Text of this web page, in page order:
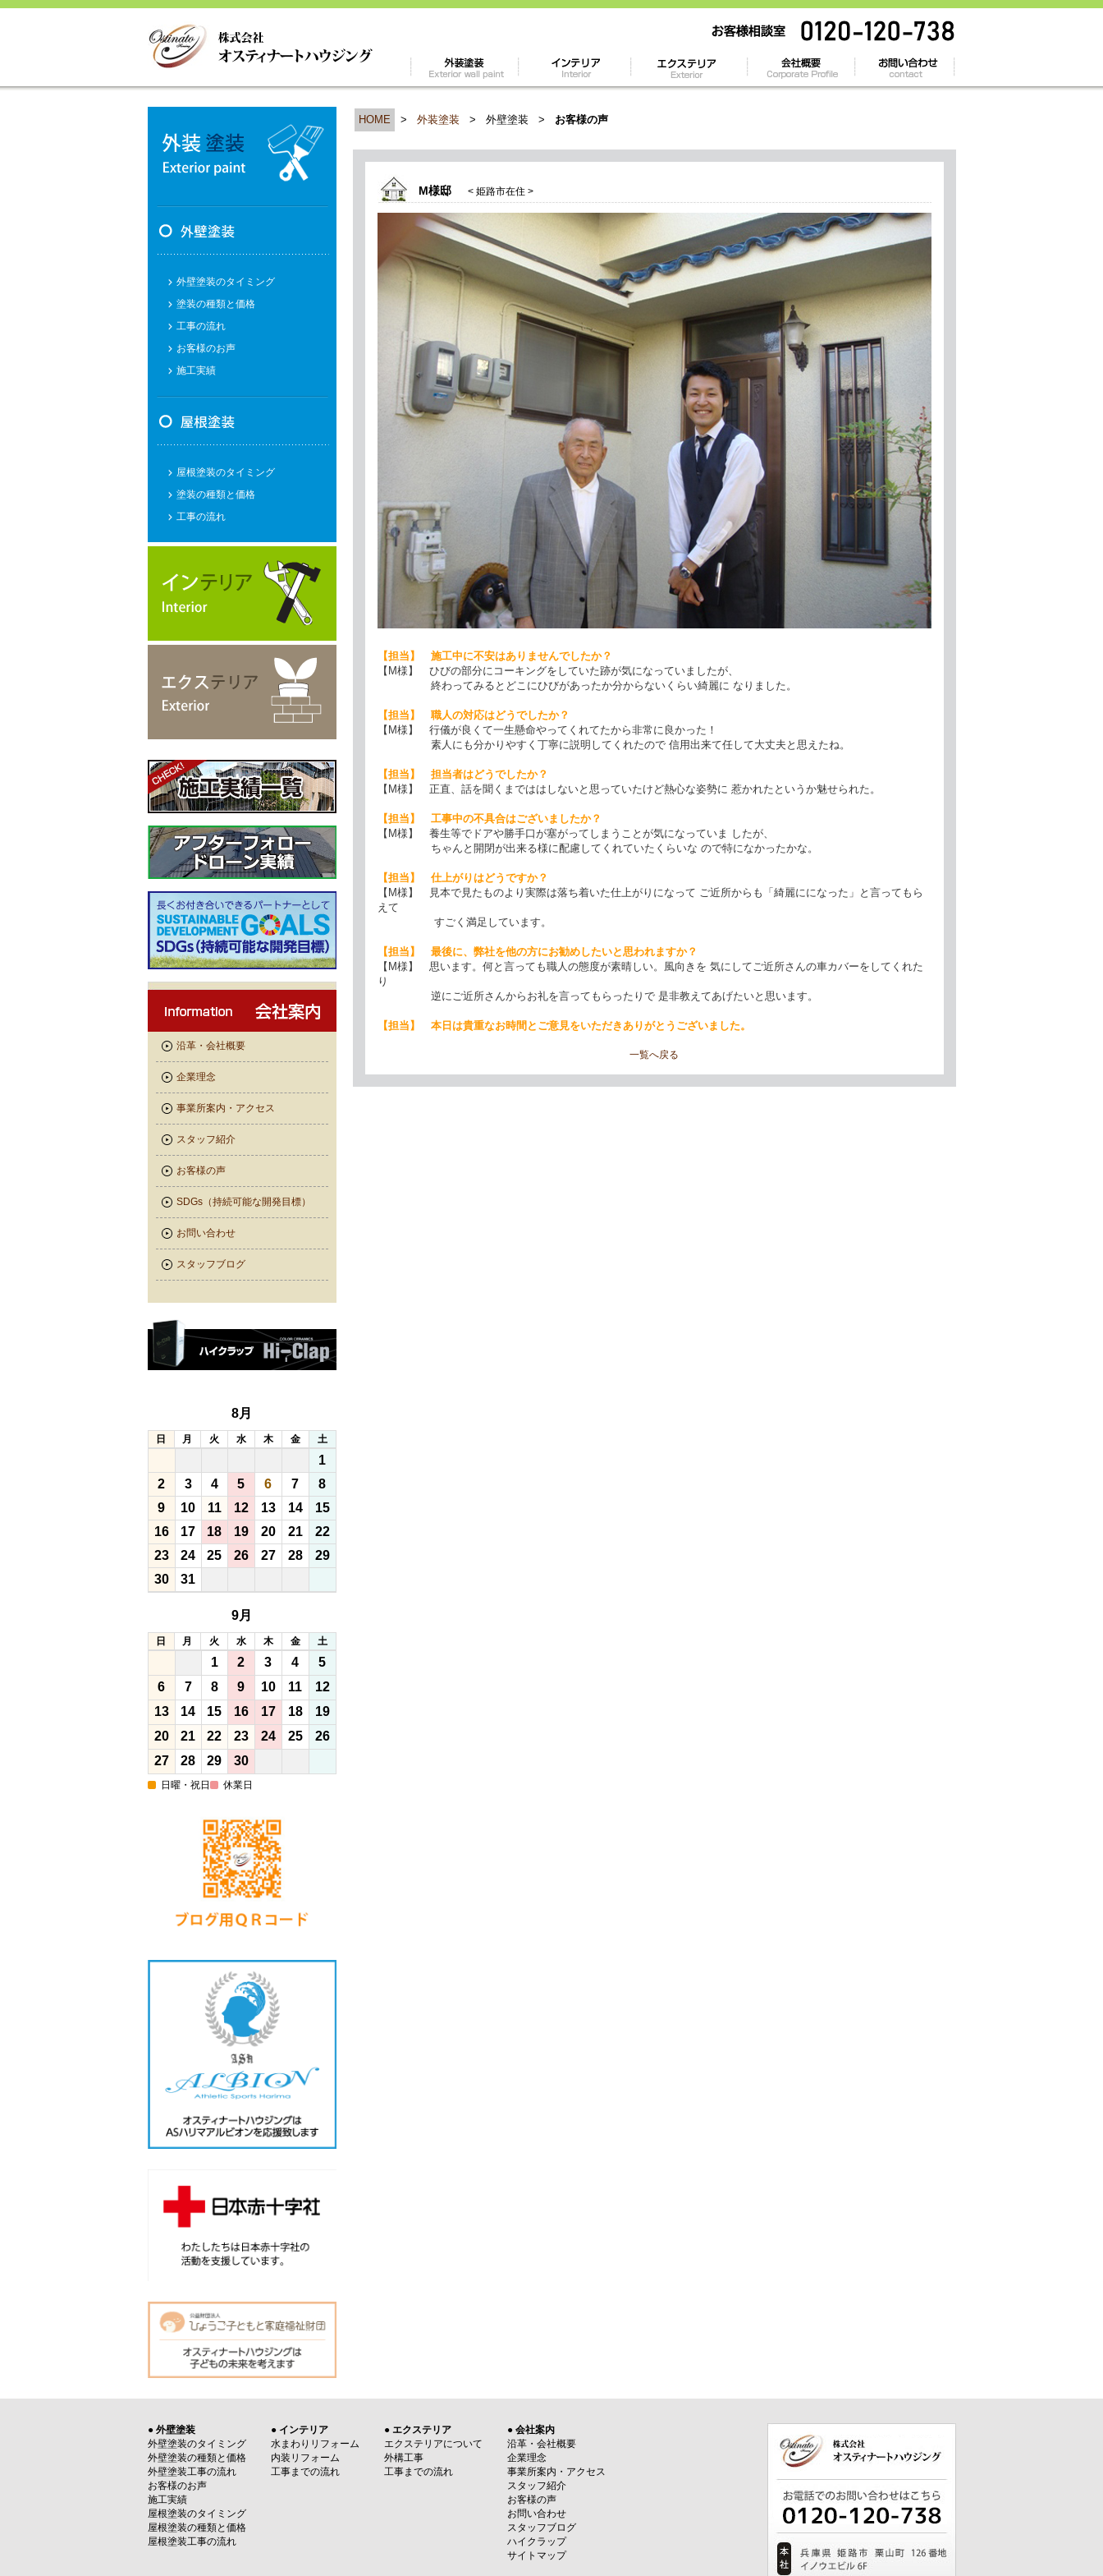
外壁塗装のタイミング
塗装の種類と価格
工事の流れ
お客様のお声
施工実績
屋根塗装のタイミング
塗装の種類と価格
工事の流れ
沿革・会社概要
企業理念
事業所案内・アクセス
スタッフ紹介
お客様の声
SDGs（持続可能な開発目標）
お問い合わせ
スタッフブログ
8月
日 月 火 水 木 金 土
1
2
3 4 5 6 7
8
9
10 11 12 13 14
15
16
17 18 19 20 21
22
23
24 25 26 27 28
29
30
31
9月
日 月 火 水 木 金 土
1 2 3 4
5
6
7 8 9 10 11
12
13
14 15 16 17 18
19
20
21 22 23 24 25
26
27
28 29 30
日曜・祝日 休業日
HOME > 外装塗装 > 外壁塗装 > お客様の声
M様邸 < 姫路市在住 >
【担当】 施工中に不安はありませんでしたか？
【M様】 ひびの部分にコーキングをしていた跡が気になっていましたが、
終わってみるとどこにひびがあったか分からないくらい綺麗に なりました。
【担当】 職人の対応はどうでしたか？
【M様】 行儀が良くて一生懸命やってくれてたから非常に良かった！
素人にも分かりやすく丁寧に説明してくれたので 信用出来て任して大丈夫と思えたね。
【担当】 担当者はどうでしたか？
【M様】 正直、話を聞くまでははしないと思っていたけど熱心な姿勢に 惹かれたというか魅せられた。
【担当】 工事中の不具合はございましたか？
【M様】 養生等でドアや勝手口が塞がってしまうことが気になっていま したが、
ちゃんと開閉が出来る様に配慮してくれていたくらいな ので特になかったかな。
【担当】 仕上がりはどうですか？
【M様】 見本で見たものより実際は落ち着いた仕上がりになって ご近所からも「綺麗にになった」と言ってもら
えて
すごく満足しています。
【担当】 最後に、弊社を他の方にお勧めしたいと思われますか？
【M様】 思います。何と言っても職人の態度が素晴しい。風向きを 気にしてご近所さんの車カバーをしてくれた
り
逆にご近所さんからお礼を言ってもらったりで 是非教えてあげたいと思います。
【担当】 本日は貴重なお時間とご意見をいただきありがとうございました。
一覧へ戻る
● 外壁塗装
外壁塗装のタイミング
外壁塗装の種類と価格
外壁塗装工事の流れ
お客様のお声
施工実績
屋根塗装のタイミング
屋根塗装の種類と価格
屋根塗装工事の流れ
● インテリア
水まわりリフォーム
内装リフォーム
工事までの流れ
● エクステリア
エクステリアについて
外構工事
工事までの流れ
● 会社案内
沿革・会社概要
企業理念
事業所案内・アクセス
スタッフ紹介
お客様の声
お問い合わせ
スタッフブログ
ハイクラップ
サイトマップ